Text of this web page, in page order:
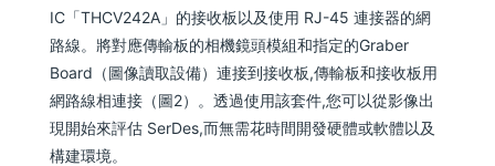
IC「THCV242A」的接收板以及使用 RJ-45 連接器的網
路線。將對應傳輸板的相機鏡頭模組和指定的Graber
Board（圖像讀取設備）連接到接收板,傳輸板和接收板用
網路線相連接（圖2）。透過使用該套件,您可以從影像出
現開始來評估 SerDes,而無需花時間開發硬體或軟體以及
構建環境。